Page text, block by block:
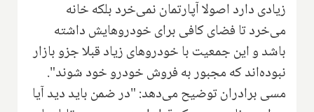
زیادی دارد اصولا آپارتمان نمی‌خرد بلکه خانه
می‌خرد تا فضای کافی برای خودروهایش داشته
باشد و این جمعیت با خودروهای زیاد قبلا جزو بازار
نبوده‌اند که مجبور به فروش خودرو خود شوند".
مسی برادران توضیح می‌دهد: "در ضمن باید دید آیا